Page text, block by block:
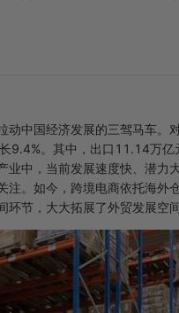
动中国经济发展的三驾马车。
9.4%。其中，出口11.14万
业中，当前发展速度快、潜力
注。如今，跨境电商依托海外
环节，大大拓展了外贸发展空